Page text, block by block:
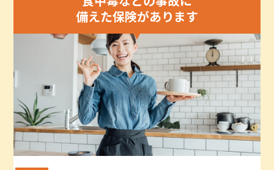
備えた保険があります